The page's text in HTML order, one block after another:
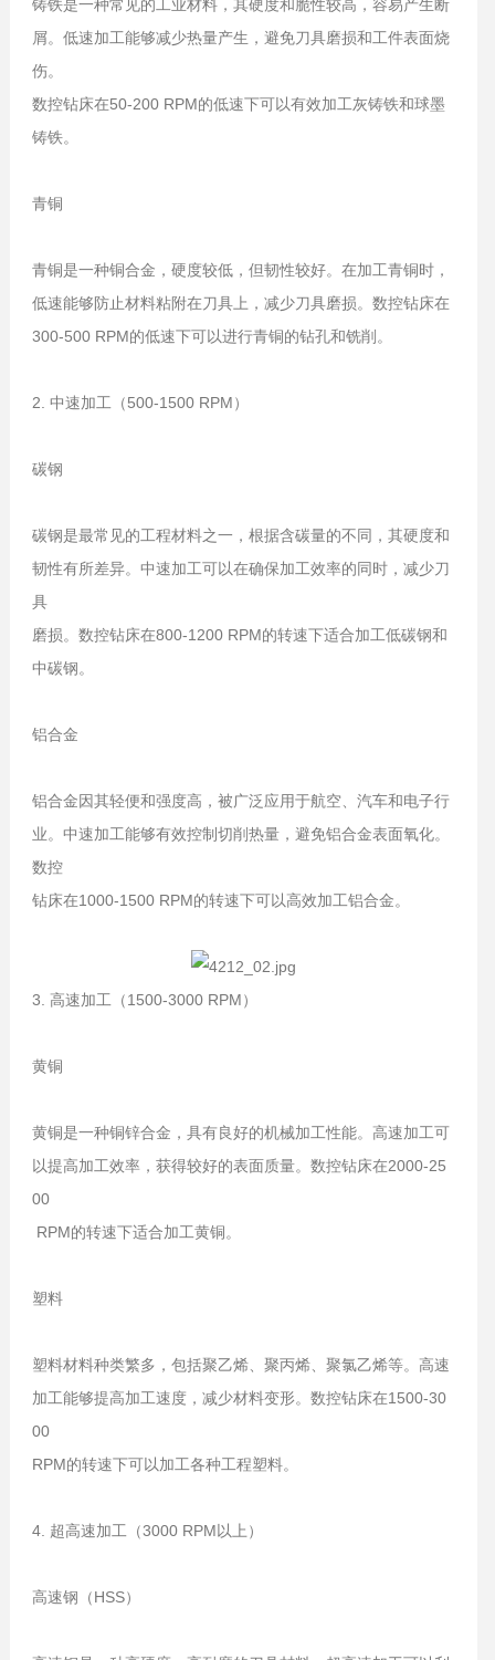
铸铁是一种常见的工业材料，其硬度和脆性较高，容易产生断
屑。低速加工能够减少热量产生，避免刀具磨损和工件表面烧
伤。
数控钻床在50-200 RPM的低速下可以有效加工灰铸铁和球墨
铸铁。
青铜
青铜是一种铜合金，硬度较低，但韧性较好。在加工青铜时，
低速能够防止材料粘附在刀具上，减少刀具磨损。数控钻床在
300-500 RPM的低速下可以进行青铜的钻孔和铣削。
2. 中速加工（500-1500 RPM）
碳钢
碳钢是最常见的工程材料之一，根据含碳量的不同，其硬度和
韧性有所差异。中速加工可以在确保加工效率的同时，减少刀
具
磨损。数控钻床在800-1200 RPM的转速下适合加工低碳钢和
中碳钢。
铝合金
铝合金因其轻便和强度高，被广泛应用于航空、汽车和电子行
业。中速加工能够有效控制切削热量，避免铝合金表面氧化。
数控
钻床在1000-1500 RPM的转速下可以高效加工铝合金。
3. 高速加工（1500-3000 RPM）
黄铜
黄铜是一种铜锌合金，具有良好的机械加工性能。高速加工可
以提高加工效率，获得较好的表面质量。数控钻床在2000-25
00
RPM的转速下适合加工黄铜。
塑料
塑料材料种类繁多，包括聚乙烯、聚丙烯、聚氯乙烯等。高速
加工能够提高加工速度，减少材料变形。数控钻床在1500-30
00
RPM的转速下可以加工各种工程塑料。
4. 超高速加工（3000 RPM以上）
高速钢（HSS）